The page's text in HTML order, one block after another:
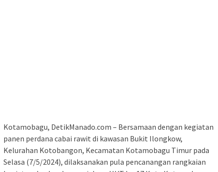
Kotamobagu, DetikManado.com – Bersamaan dengan kegiatan
panen perdana cabai rawit di kawasan Bukit Ilongkow,
Kelurahan Kotobangon, Kecamatan Kotamobagu Timur pada
Selasa (7/5/2024), dilaksanakan pula pencanangan rangkaian